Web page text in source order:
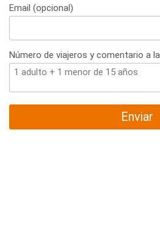
Email (opcional)
Número de viajeros y comentario a
Enviar